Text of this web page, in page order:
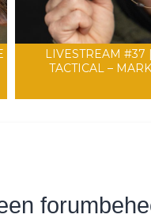
LIVESTREAM #37
TACTICAL –